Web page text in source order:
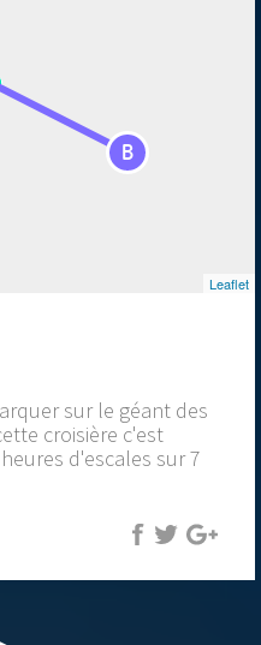
B
Leaflet
sur le géant des
croisière c'est
d'escales sur 7